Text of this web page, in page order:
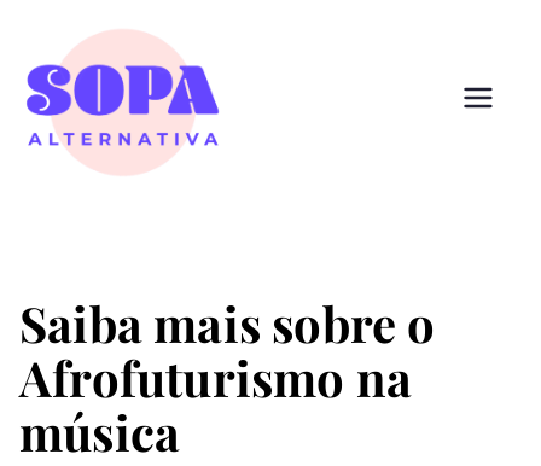
conteúdo
Saiba mais sobre o
Afrofuturismo na
música